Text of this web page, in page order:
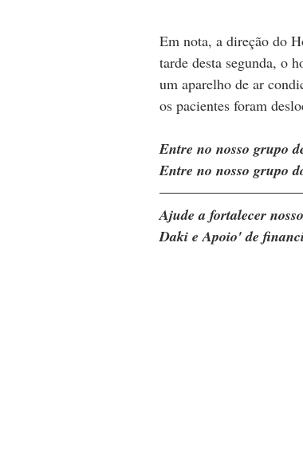
Em nota, a direção do
tarde desta segunda, o
um aparelho de ar
os pacientes foram
Entre no nosso grupo
Entre no nosso grupo
Ajude a fortalecer
Daki e Apoio' de